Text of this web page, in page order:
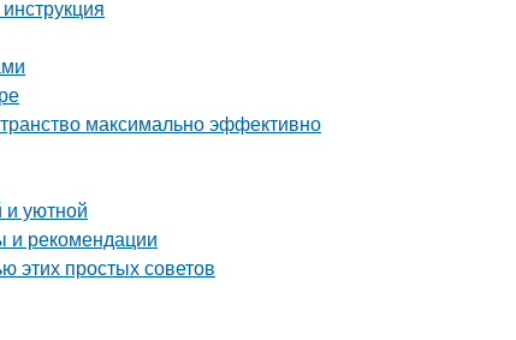
максимально эффективно
и уютной
и рекомендации
этих простых советов